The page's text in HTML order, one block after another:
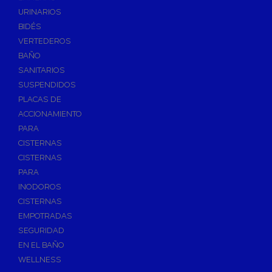
Válvulas de Esfera
Válvulas de Escuadra y Lavadora
Válvulas Reductoras de Presión
Válvulas de Retención
Electroválvulas
Válvulas de Compuerta
Válvulas de Contadores
Llaves de Paso
Accesorios de Valvulería
Calderines
Herramientas y Vestuario
Adhesivos Instantaneos
Selladores y Masillas
URINARIOS
BIDÉS
VERTEDEROS
BAÑO
SANITARIOS
SUSPENDIDOS
PLACAS DE
ACCIONAMIENTO
PARA
CISTERNAS
CISTERNAS
PARA
INODOROS
CISTERNAS
EMPOTRADAS
SEGURIDAD
EN EL BAÑO
WELLNESS